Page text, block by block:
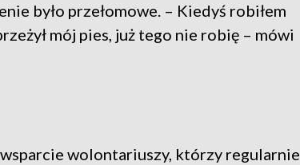
było przełomowe. – Kiedyś robiłem
mój pies, już tego nie robię – mówi
wolontariuszy, którzy regularnie